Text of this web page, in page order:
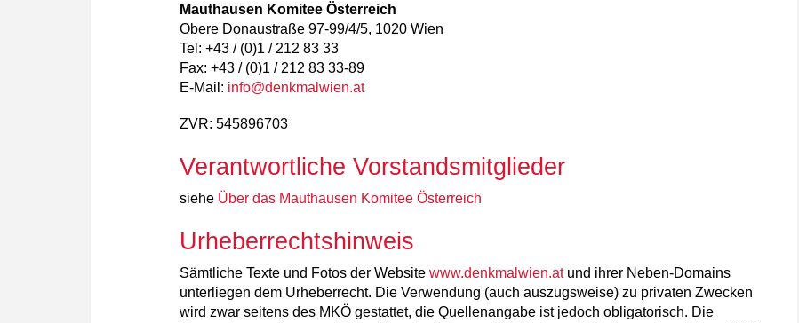
Mauthausen Komitee Österreich
Obere Donaustraße 97-99/4/5, 1020 Wien
Tel: +43 / (0)1 / 212 83 33
Fax: +43 / (0)1 / 212 83 33-89
E-Mail: info@denkmalwien.at
ZVR: 545896703
Verantwortliche Vorstandsmitglieder
siehe Über das Mauthausen Komitee Österreich
Urheberrechtshinweis
Sämtliche Texte und Fotos der Website www.denkmalwien.atund ihrer Neben-Domains
unterliegen dem Urheberrecht. Die Verwendung (auch auszugsweise) zu privaten Zwecken
wird zwar seitens des MKÖ gestattet, die Quellenangabe ist jedoch obligatorisch. Die